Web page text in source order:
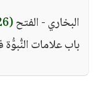
البخاري - الفتح(6/726)
باب علامات